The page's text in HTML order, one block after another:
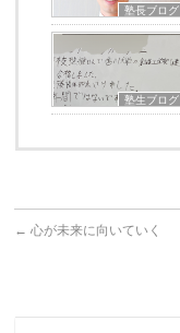
塾長ブログ
塾生ブログ
← 心が未来に向いていく